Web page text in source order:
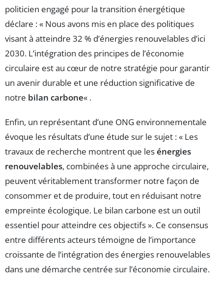
politicien engagé pour la transition énergétique
déclare : « Nous avons mis en place des politiques
visant à atteindre 32 % d’énergies renouvelables d’ici
2030. L’intégration des principes de l’économie
circulaire est au cœur de notre stratégie pour garantir
un avenir durable et une réduction significative de
notre bilan carbone« .
Enfin, un représentant d’une ONG environnementale
évoque les résultats d’une étude sur le sujet : « Les
travaux de recherche montrent que lesénergies
renouvelables, combinées à une approche circulaire,
peuvent véritablement transformer notre façon de
consommer et de produire, tout en réduisant notre
empreinte écologique. Le bilan carbone est un outil
essentiel pour atteindre ces objectifs ». Ce consensus
entre différents acteurs témoigne de l’importance
croissante de l’intégration des énergies renouvelables
dans une démarche centrée sur l’économie circulaire.